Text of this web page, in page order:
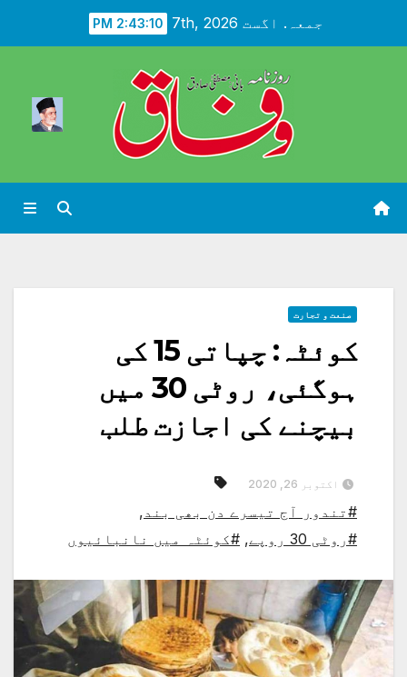
جمعہ. اگست 7th, 2026 2:43:11 PM
صنعت و تجارت
کوئٹہ: چپاتی 15 کی
ہوگئی، روٹی 30 میں
بیچنے کی اجازت طلب
اکتوبر 26, 2020
#تندور آج تیسرے دن بھی بند,
#روٹی 30 روپے
, #کوئٹہ میں نانبائیوں